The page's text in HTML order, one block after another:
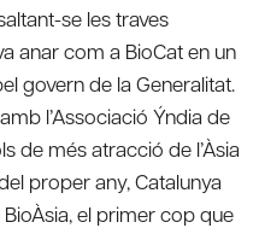
se les traves
anar com a BioCat en un
govern de la Generalitat.
l’Associació Ýndia de
de més atracció de l’Àsia
proper any, Catalunya
el primer cop que